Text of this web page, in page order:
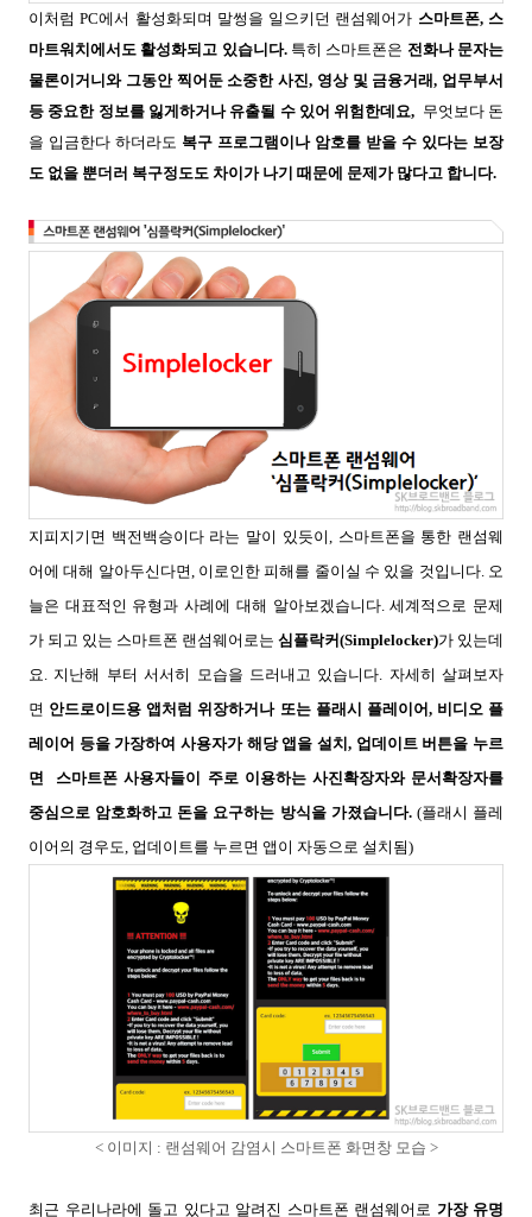
이처럼 PC에서 활성화되며 말썽을 일으키던 랜섬웨어가 스마트폰, 스
마트워치에서도 활성화되고 있습니다.특히 스마트폰은 전화나 문자는
물론이거니와 그동안 찍어둔 소중한 사진, 영상 및 금융거래, 업무부서
등 중요한 정보를 잃게하거나 유출될 수 있어 위험한데요, 무엇보다 돈
을 입금한다 하더라도 복구 프로그램이나 암호를 받을 수 있다는 보장
도 없을 뿐더러 복구정도도 차이가 나기 때문에 문제가 많다고 합니다.
지피지기면 백전백승이다 라는 말이 있듯이, 스마트폰을 통한 랜섬웨
어에 대해 알아두신다면, 이로인한 피해를 줄이실 수 있을 것입니다. 오
늘은 대표적인 유형과 사례에 대해 알아보겠습니다.세계적으로 문제
가 되고 있는 스마트폰 랜섬웨어로는 심플락커(Simplelocker)가 있는데
요. 지난해 부터 서서히 모습을 드러내고 있습니다. 자세히 살펴보자
면 안드로이드용 앱처럼 위장하거나 또는 플래시 플레이어, 비디오 플
레이어 등을 가장하여 사용자가 해당 앱을 설치, 업데이트 버튼을 누르
면 스마트폰 사용자들이 주로 이용하는 사진확장자와 문서확장자를
중심으로 암호화하고 돈을 요구하는 방식을 가졌습니다. (플래시 플레
이어의 경우도, 업데이트를 누르면 앱이 자동으로 설치됨)
< 이미지 : 랜섬웨어 감염시 스마트폰 화면창 모습 >
최근 우리나라에 돌고 있다고 알려진 스마트폰 랜섬웨어로 가장 유명